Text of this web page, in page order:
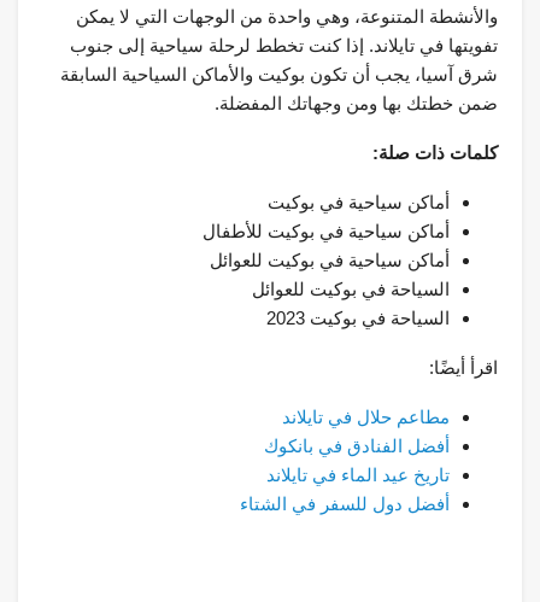
والأنشطة المتنوعة، وهي واحدة من الوجهات التي لا يمكن
تفويتها في تايلاند. إذا كنت تخطط لرحلة سياحية إلى جنوب
شرق آسيا، يجب أن تكون بوكيت والأماكن السياحية السابقة
ضمن خطتك بها ومن وجهاتك المفضلة.
كلمات ذات صلة:
أماكن سياحية في بوكيت
أماكن سياحية في بوكيت للأطفال
أماكن سياحية في بوكيت للعوائل
السياحة في بوكيت للعوائل
السياحة في بوكيت 2023
اقرأ أيضًا:
مطاعم حلال في تايلاند
أفضل الفنادق في بانكوك
تاريخ عيد الماء في تايلاند
أفضل دول للسفر في الشتاء